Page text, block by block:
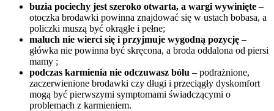
buzia pociechy jest szeroko otwarta, a wargi wywinięte –
otoczka brodawki powinna znajdować się w ustach bobasa, a
policzki muszą być okrągłe i pełne;
maluch nie wierci się i przyjmuje wygodną pozycję –
główka nie powinna być skręcona, a broda oddalona od piersi
mamy ;
podczas karmienia nie odczuwasz bólu – podrażnione,
zaczerwienione brodawki czy długi i przeciągły dyskomfort
mogą być pierwszymi symptomami świadczącymi o
problemach z karmieniem.